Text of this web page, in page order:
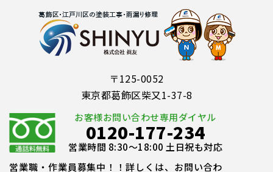
〒125-0052
東京都葛飾区柴又1-37-8
お客様お問い合わせ専用ダイヤル
0120-177-234
営業時間 8:30～18:00 土日祝も対応
営業職・作業員募集中！！詳しくは、お問い合わ